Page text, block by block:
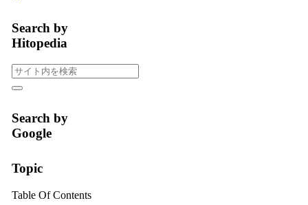
Search by
Hitopedia
Search by
Google
Topic
Table Of Contents